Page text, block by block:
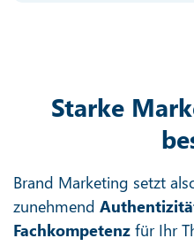
Starke
Brand Marketing setzt
zunehmend
Fachkompetenz für Ihr